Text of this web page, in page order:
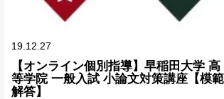
19.12.27
【オンライン個別指導】早稲田大学 高
等学院 一般入試 小論文対策講座【模範
解答】